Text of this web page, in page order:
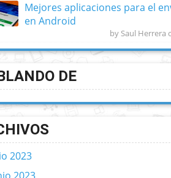
Mejores aplicaciones para el
en Android
by Saul Herrera
DE
2023